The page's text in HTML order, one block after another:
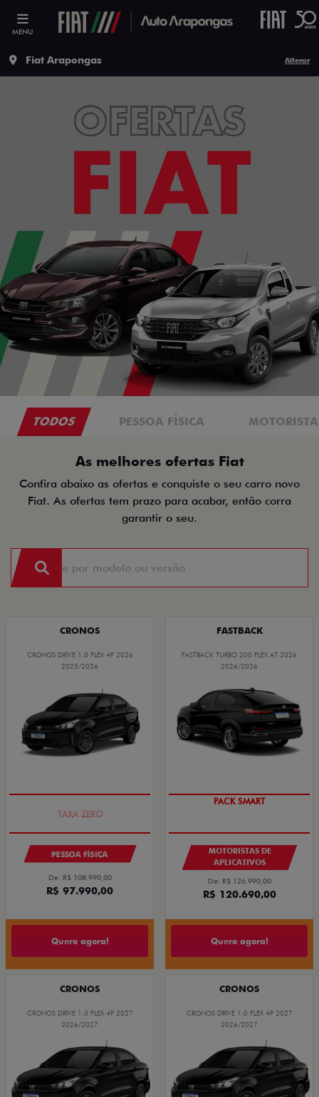
MENU
Fiat Arapongas Alterar
TODOS PESSOA FÍSICA
As melhores ofertas Fiat
Confira abaixo as ofertas e conquiste o seu carro novo
Fiat. As ofertas tem prazo para acabar, então corra
garantir o seu.
CRONOS
CRONOS DRIVE 1.0 FLEX 4P 2026
2025/2026
PESSOA FÍSICA
De: R$ 108.990,00
R$ 97.990,00
Quero agora!
FASTBACK
FASTBACK TURBO 200 FLEX AT 2026
2026/2026
PACK SMART
MOTORISTAS DE
APLICATIVOS
De: R$ 126.990,00
R$ 120.690,00
Quero agora!
CRONOS
CRONOS DRIVE 1.0 FLEX 4P 2027
2026/2027
CRONOS
CRONOS DRIVE 1.0 FLEX 4P 2027
2026/2027